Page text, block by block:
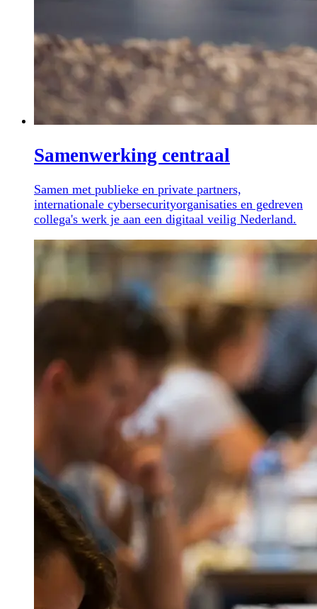
Samenwerking centraal
Samen met publieke en private partners,
internationale cybersecurityorganisaties en gedreven
collega's werk je aan een digitaal veilig Nederland.